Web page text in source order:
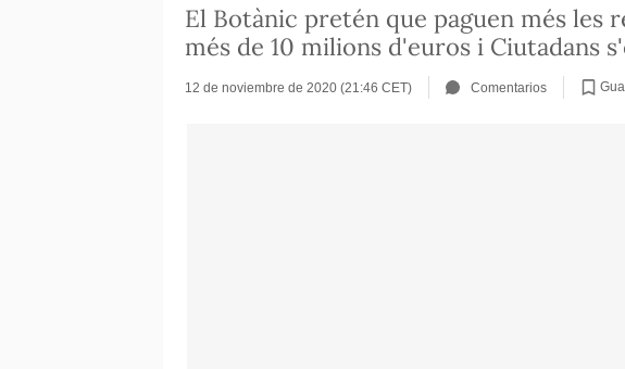
El Botànic pretén que paguen més les
més de 10 milions d'euros i Ciutadans
12 de noviembre de 2020 (21:46 CET) Comentarios